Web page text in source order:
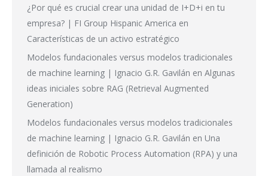
¿Por qué es crucial crear una unidad de I+D+i en tu
empresa? | FI Group Hispanic America en
Características de un activo estratégico
Modelos fundacionales versus modelos tradicionales
de machine learning | Ignacio G.R. Gavilán en Algunas
ideas iniciales sobre RAG (Retrieval Augmented
Generation)
Modelos fundacionales versus modelos tradicionales
de machine learning | Ignacio G.R. Gavilán en Una
definición de Robotic Process Automation (RPA) y una
llamada al realismo